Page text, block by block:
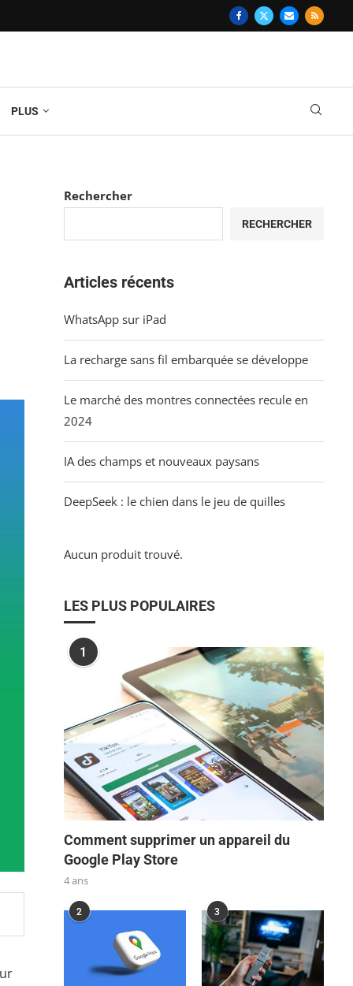
PLUS
Rechercher
RECHERCHER
Articles récents
WhatsApp sur iPad
La recharge sans fil embarquée se développe
Le marché des montres connectées recule en
2024
IA des champs et nouveaux paysans
DeepSeek : le chien dans le jeu de quilles
Aucun produit trouvé.
LES PLUS POPULAIRES
1
Comment supprimer un appareil du
Google Play Store
4 ans
2 3